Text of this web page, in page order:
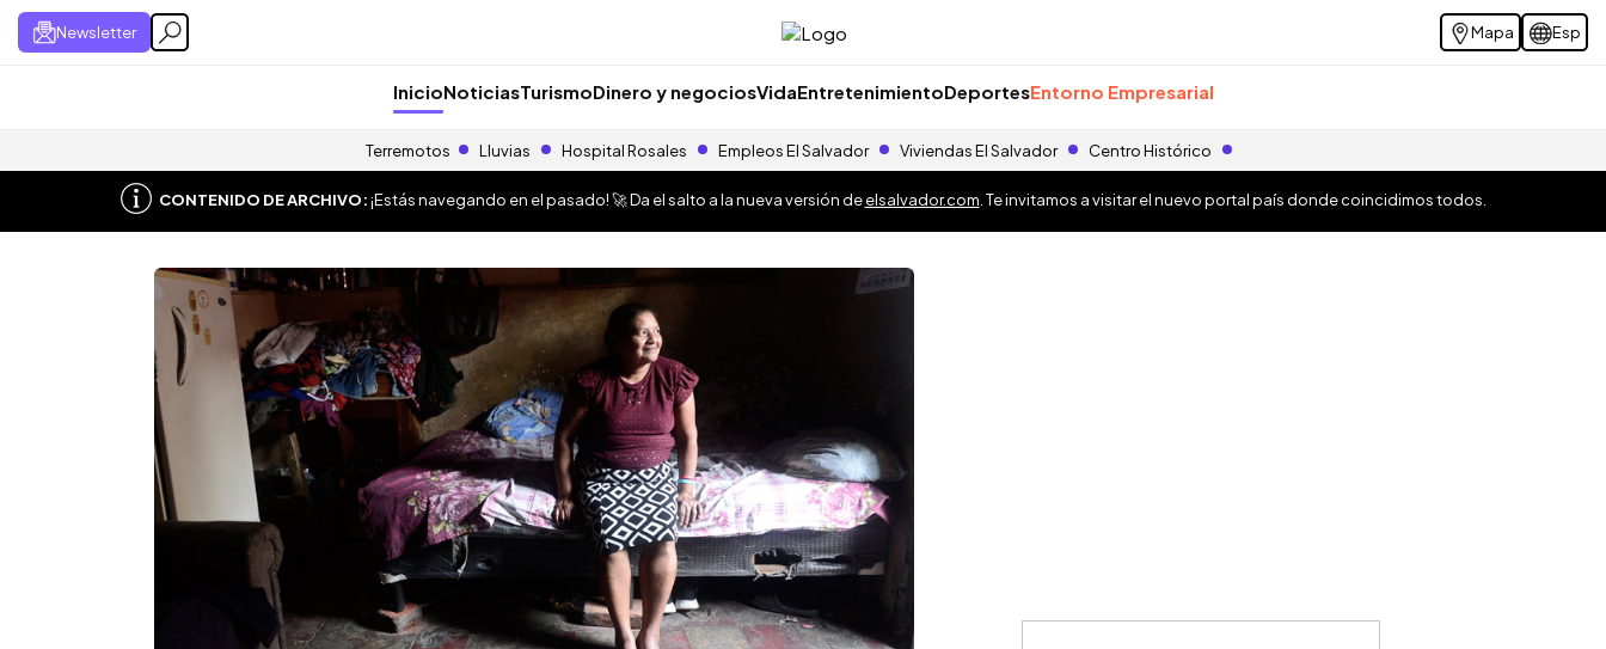
Newsletter Mapa Esp
InicioNoticiasTurismoDinero y negociosVidaEntretenimientoDeportesEntorno Empresarial
Terremotos Lluvias Hospital Rosales Empleos El Salvador Viviendas El Salvador Centro Histórico
CONTENIDO DE ARCHIVO:¡Estás navegando en el pasado! 🚀 Da el salto a la nueva versión deelsalvador.com . Te invitamos a visitar el nuevo portal país donde coincidimos todos.